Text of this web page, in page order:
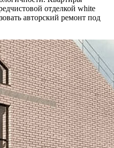
отделкой white
авторский ремонт под